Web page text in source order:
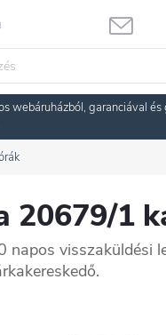
webáruházból, garanciával és
20679/1
napos visszaküldési